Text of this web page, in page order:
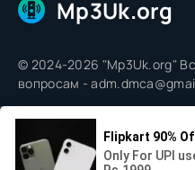
Mp3Uk.org
© 2024-2026 "Mp3Uk.org"
вопросам -